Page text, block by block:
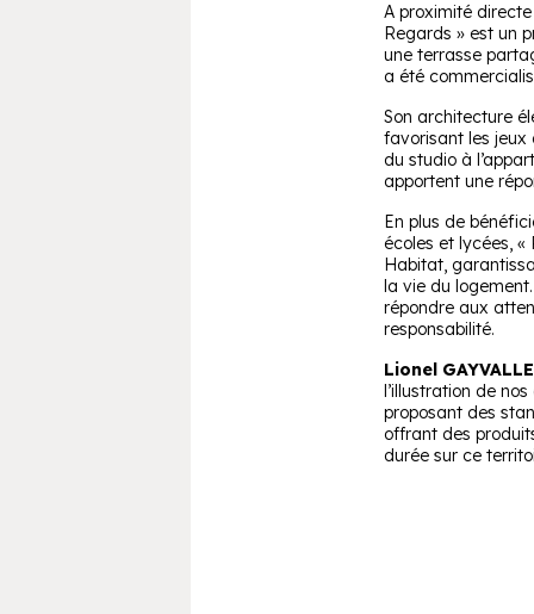
A proximité
Regards » est un
une terrasse
a été
Son architecture
favorisant les jeux
du studio à
apportent une
En plus de
écoles et lycées,
Habitat,
la vie du
répondre aux
responsabilité.
Lionel
l’illustration de
proposant des
offrant des
durée sur ce